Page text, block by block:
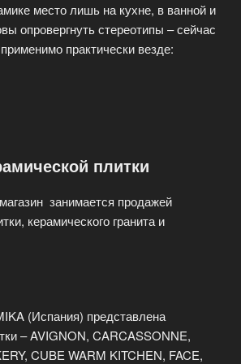
место лишь на кухне, в ванной и
опровергнуть стереотипы – сейчас
практически везде:
плитки
занимается продажей
керамического гранита и
(Испания) представлена
– AVIGNON, CARCASSONNE,
CUBE WARM KITCHEN, FACE,